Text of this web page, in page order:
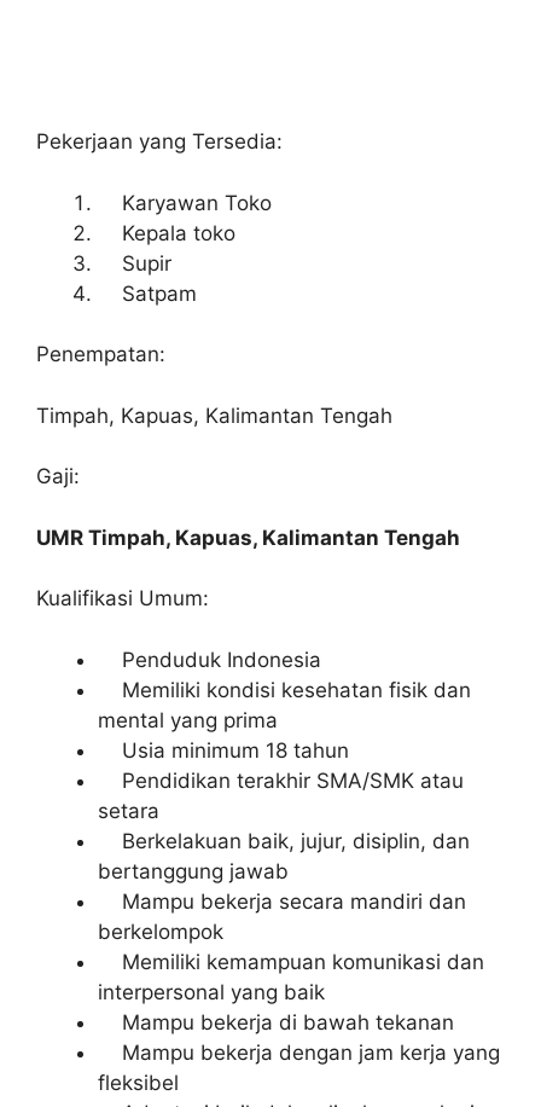
Pekerjaan yang Tersedia:
Karyawan Toko
Kepala toko
Supir
Satpam
Penempatan:
Timpah, Kapuas, Kalimantan Tengah
Gaji:
UMR Timpah, Kapuas, Kalimantan Tengah
Kualifikasi Umum:
Penduduk Indonesia
Memiliki kondisi kesehatan fisik dan
mental yang prima
Usia minimum 18 tahun
Pendidikan terakhir SMA/SMK atau
setara
Berkelakuan baik, jujur, disiplin, dan
bertanggung jawab
Mampu bekerja secara mandiri dan
berkelompok
Memiliki kemampuan komunikasi dan
interpersonal yang baik
Mampu bekerja di bawah tekanan
Mampu bekerja dengan jam kerja yang
fleksibel